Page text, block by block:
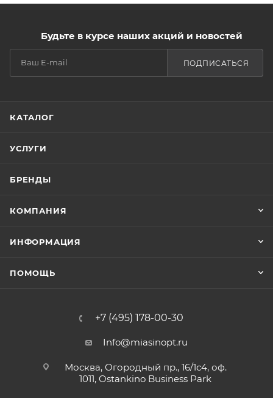
Будьте в курсе наших акций и новостей
ПОДПИСАТЬСЯ
КАТАЛОГ
УСЛУГИ
БРЕНДЫ
КОМПАНИЯ
ИНФОРМАЦИЯ
ПОМОЩЬ
+7 (495) 178-00-30
Info@miasinopt.ru
Москва, Огородный пр., 16/1с4, оф.
1011, Ostankino Business Park